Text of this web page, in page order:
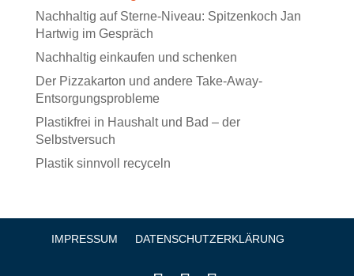
Nachhaltig auf Sterne-Niveau: Spitzenkoch Jan
Hartwig im Gespräch
Nachhaltig einkaufen und schenken
Der Pizzakarton und andere Take-Away-
Entsorgungsprobleme
Plastikfrei in Haushalt und Bad – der
Selbstversuch
Plastik sinnvoll recyceln
IMPRESSUM DATENSCHUTZERKLÄRUNG